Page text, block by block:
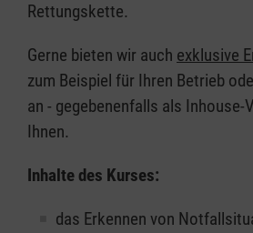
Rettungskette.
Gerne bieten wir auch exklusive
zum Beispiel für Ihren Betrieb
an - gegebenenfalls als Inhouse-
Ihnen.
Inhalte des Kurses:
das Erkennen von